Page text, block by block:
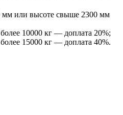
или высоте свыше 2300 мм
10000 кг — доплата 20%;
15000 кг — доплата 40%.